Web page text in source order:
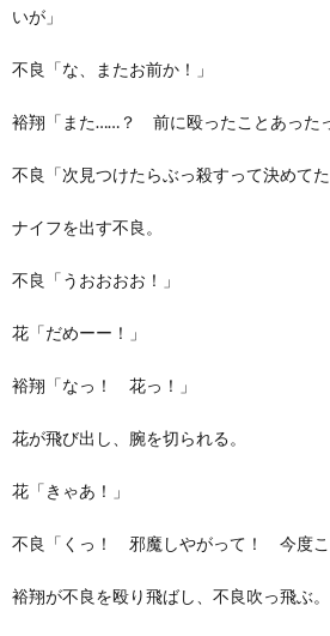
いが」
不良「な、またお前か！」
裕翔「また……？ 前に殴ったことあった
不良「次見つけたらぶっ殺すって決めてた
ナイフを出す不良。
不良「うおおおお！」
花「だめーー！」
裕翔「なっ！ 花っ！」
花が飛び出し、腕を切られる。
花「きゃあ！」
不良「くっ！ 邪魔しやがって！ 今度こ
裕翔が不良を殴り飛ばし、不良吹っ飛ぶ。